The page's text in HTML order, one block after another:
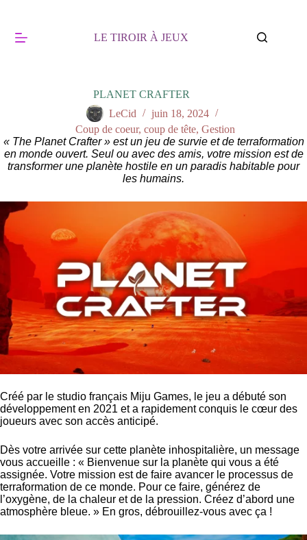
LE TIROIR À JEUX
PLANET CRAFTER
LeCid
juin 18, 2024
Coup de coeur, coup de tête, Gestion
« The Planet Crafter » est un jeu de survie et de terraformation
en monde ouvert. Seul ou avec des amis, votre mission est de
transformer une planète hostile en un paradis habitable pour
les humains.
Créé par le studio français Miju Games, le jeu a débuté son
développement en 2021 et a rapidement conquis le cœur des
joueurs avec son accès anticipé.
Dès votre arrivée sur cette planète inhospitalière, un message
vous accueille : « Bienvenue sur la planète qui vous a été
assignée. Votre mission est de faire avancer le processus de
terraformation de ce monde. Pour ce faire, générez de
l’oxygène, de la chaleur et de la pression. Créez d’abord une
atmosphère bleue. » En gros, débrouillez-vous avec ça !